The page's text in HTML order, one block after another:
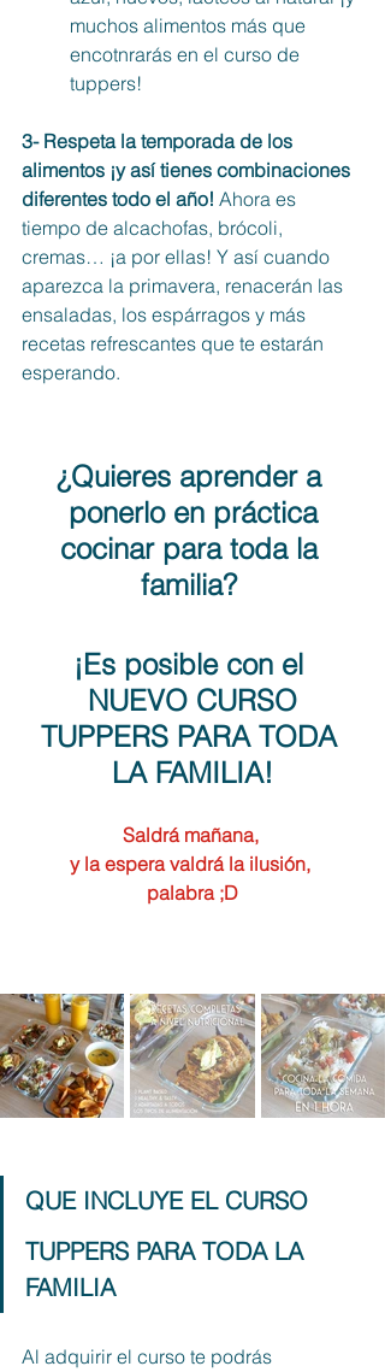
muchos alimentos más que
encotnrarás en el curso de
tuppers!
3- Respeta la temporada de los
alimentos ¡y así tienes combinaciones
diferentes todo el año! Ahora es
tiempo de alcachofas, brócoli,
cremas… ¡a por ellas! Y así cuando
aparezca la primavera, renacerán las
ensaladas, los espárragos y más
recetas refrescantes que te estarán
esperando.
¿Quieres aprender a
ponerlo en práctica
cocinar para toda la
familia?
¡Es posible con el
NUEVO CURSO
TUPPERS PARA TODA
LA FAMILIA!
Saldrá mañana,
y la espera valdrá la ilusión,
palabra ;D
QUE INCLUYE EL CURSO
TUPPERS PARA TODA LA
FAMILIA
Al adquirir el curso te podrás